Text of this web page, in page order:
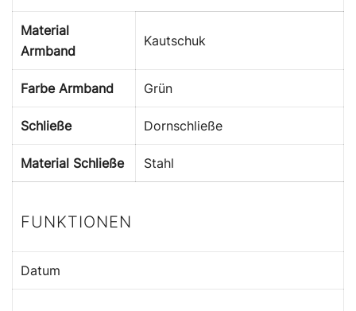
Material
Armband
Kautschuk
Farbe Armband Grün
Schließe Dornschließe
Material Schließe Stahl
FUNKTIONEN
Datum